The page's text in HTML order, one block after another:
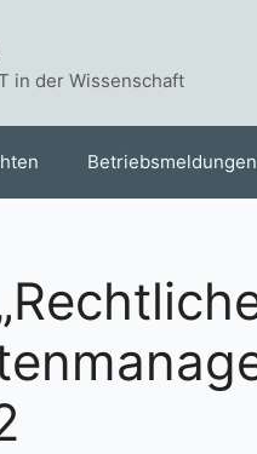
in der Wissenschaft
Betriebsmeldungen